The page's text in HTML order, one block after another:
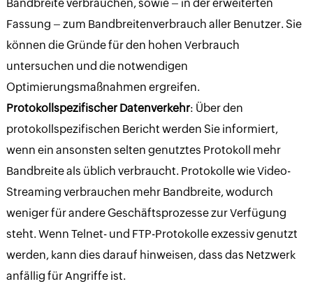
Bandbreite verbrauchen, sowie – in der erweiterten
Fassung – zum Bandbreitenverbrauch aller Benutzer. Sie
können die Gründe für den hohen Verbrauch
untersuchen und die notwendigen
Optimierungsmaßnahmen ergreifen.
Protokollspezifischer Datenverkehr: Über den
protokollspezifischen Bericht werden Sie informiert,
wenn ein ansonsten selten genutztes Protokoll mehr
Bandbreite als üblich verbraucht. Protokolle wie Video-
Streaming verbrauchen mehr Bandbreite, wodurch
weniger für andere Geschäftsprozesse zur Verfügung
steht. Wenn Telnet- und FTP-Protokolle exzessiv genutzt
werden, kann dies darauf hinweisen, dass das Netzwerk
anfällig für Angriffe ist.